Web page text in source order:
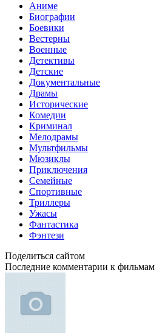
Аниме
Биографии
Боевики
Вестерны
Военные
Детективы
Детские
Документальные
Драмы
Исторические
Комедии
Криминал
Мелодрамы
Мультфильмы
Мюзиклы
Приключения
Семейные
Спортивные
Триллеры
Ужасы
Фантастика
Фэнтези
Поделиться сайтом
Последние комментарии к фильмам